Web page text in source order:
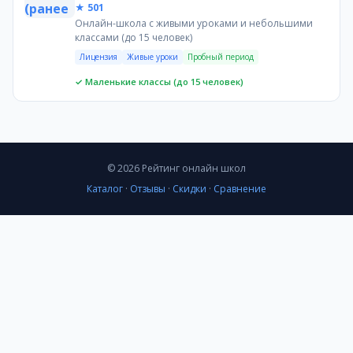
Высокая ежемесячная стоимость — от 4990 рублей
Мало отзывов (всего 10) и нет указанных результатов
Рекомендация
Где лучше подготовка к ЕГЭ?
«Альфа» специализируется на подготовке к ЕГЭ,
В какой школе есть аттестат?
★ 501
Онлайн-школа с живыми уроками и небольшими
классами (до 15 человек)
Лицензия Живые уроки Пробный период
✓ Маленькие классы (до 15 человек)
© 2026 Рейтинг онлайн школ
Каталог · Отзывы · Скидки · Сравнение